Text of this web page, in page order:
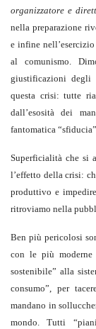
organizzatore e
nella preparazione
e infine
al comunismo.
giustificazioni degli
questa crisi: tutte
dall’esosità dei
fantomatica
Superficialità che si
l’effetto della crisi:
produttivo e
ritroviamo nella
Ben più pericolosi
con le più moderne
sostenibile” alla
consumo”, per
mandano in
mondo. Tutti